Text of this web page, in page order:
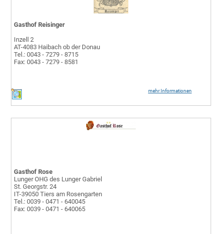
mehr Informationen
Gasthof Reisinger
Inzell 2
AT-4083 Haibach ob der Donau
Tel.: 0043 - 7279 - 8715
Fax: 0043 - 7279 - 8581
Gasthof Rose
Lunger OHG des Lunger Gabriel
St. Georgstr. 24
IT-39050 Tiers am Rosengarten
Tel.: 0039 - 0471 - 640045
Fax: 0039 - 0471 - 640065